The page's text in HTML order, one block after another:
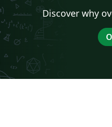
Discover why